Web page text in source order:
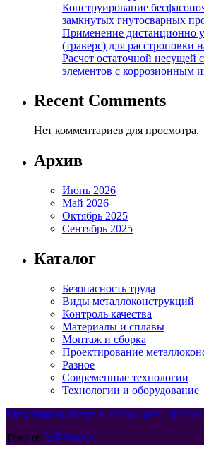
Конструирование
замкнутых гнутосварных
Применение дистанционно
(траверс) для расстроповки
Расчет остаточной несущей
элементов с коррозионным
Recent Comments
Нет комментариев для просмотра.
Архив
Июнь 2026
Май 2026
Октябрь 2025
Сентябрь 2025
Каталог
Безопасность труда
Виды металлоконструкций
Контроль качества
Материалы и сплавы
Монтаж и сборка
Проектирование
Разное
Современные технологии
Технологии и оборудование
Металлообработка и сборка
Тема от WP Puzzle